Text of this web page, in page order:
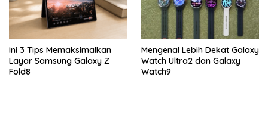
Ini 3 Tips Memaksimalkan
Layar Samsung Galaxy Z
Fold8
Mengenal Lebih Dekat Galaxy
Watch Ultra2 dan Galaxy
Watch9